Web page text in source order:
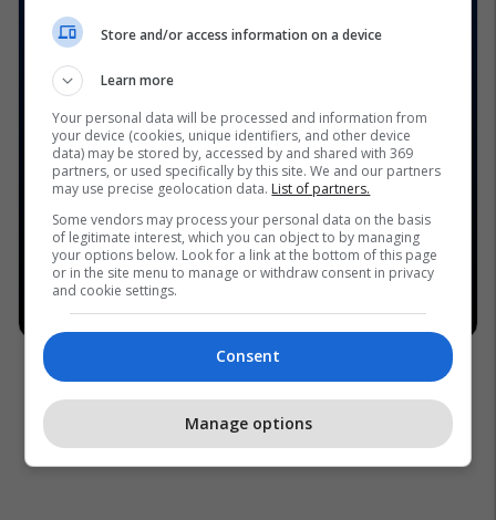
Store and/or access information on a device
Learn more
Your personal data will be processed and information from
your device (cookies, unique identifiers, and other device
data) may be stored by, accessed by and shared with 369
partners, or used specifically by this site. We and our partners
may use precise geolocation data. List of partners.
Some vendors may process your personal data on the basis
of legitimate interest, which you can object to by managing
your options below. Look for a link at the bottom of this page
or in the site menu to manage or withdraw consent in privacy
and cookie settings.
Consent
Manage options